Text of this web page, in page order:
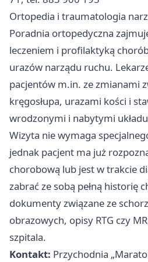
Ortopedia i traumatologia
Poradnia ortopedyczna
leczeniem i profilaktyką
urazów narządu ruchu.
pacjentów m.in. ze zmianami
kręgosłupa, urazami kości i
wrodzonymi i nabytymi
Wizyta nie wymaga
jednak pacjent ma już
chorobową lub jest w trakcie
zabrać ze sobą pełną historię
dokumenty związane ze
obrazowych, opisy RTG czy
szpitala.
Kontakt: Przychodnia